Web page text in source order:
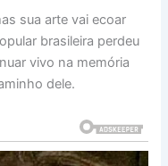
sua arte vai ecoar
brasileira perdeu
vivo na memória
dele.